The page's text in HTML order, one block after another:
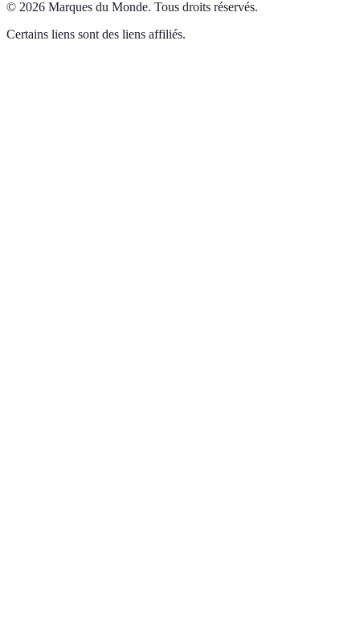
© 2026 Marques du Monde. Tous droits réservés.
Certains liens sont des liens affiliés.